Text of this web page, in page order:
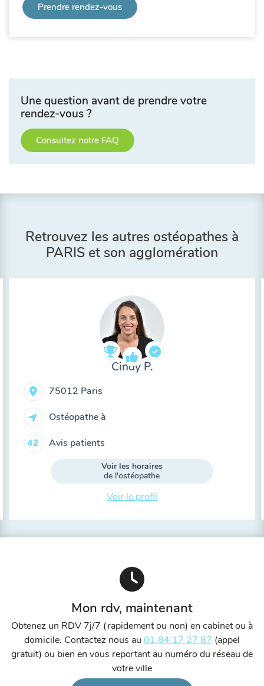
Prendre rendez-vous
Une question avant de prendre votre
rendez-vous ?
Consultez notre FAQ
Retrouvez les autres ostéopathes à
PARIS et son agglomération
Cindy P.
75012 Paris
Ostéopathe à
42 Avis patients
Voir les horaires
de l'ostéopathe
Voir le profil
Mon rdv, maintenant
Obtenez un RDV 7j/7 (rapidement ou non) en cabinet ou à
domicile. Contactez nous au 01 84 17 27 87 (appel
gratuit) ou bien en vous reportant au numéro du réseau de
votre ville